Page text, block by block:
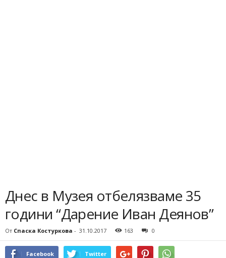
Днес в Музея отбелязваме 35
години “Дарение Иван Деянов”
От Спаска Костуркова - 31.10.2017 163 0
Facebook Twitter